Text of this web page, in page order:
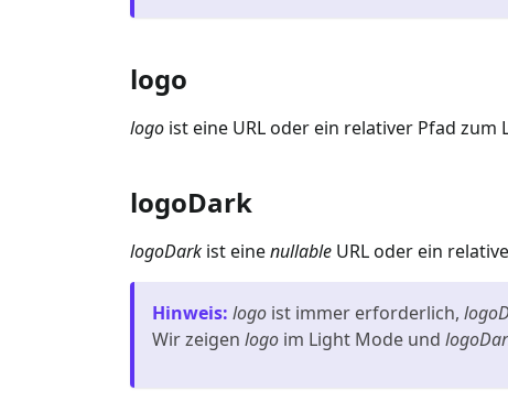
logo
logo ist eine URL oder ein relativer Pfad zum
logoDark
logoDark ist einenullable URL oder ein
Hinweis: logo ist immer erforderlich,
Wir zeigen logo im Light Mode und